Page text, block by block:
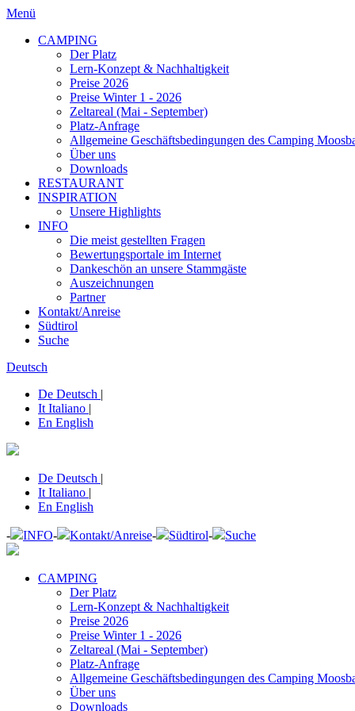
Menü
CAMPING
Der Platz
Lern-Konzept & Nachhaltigkeit
Preise 2026
Preise Winter 1 - 2026
Zeltareal (Mai - September)
Platz-Anfrage
Allgemeine Geschäftsbedingungen des Camping
Über uns
Downloads
RESTAURANT
INSPIRATION
Unsere Highlights
INFO
Die meist gestellten Fragen
Bewertungsportale im Internet
Dankeschön an unsere Stammgäste
Auszeichnungen
Partner
Kontakt/Anreise
Südtirol
Suche
Deutsch
De Deutsch |
It Italiano |
En English
De Deutsch |
It Italiano |
En English
- INFO- Kontakt/Anreise- Südtirol- Suche
CAMPING
Der Platz
Lern-Konzept & Nachhaltigkeit
Preise 2026
Preise Winter 1 - 2026
Zeltareal (Mai - September)
Platz-Anfrage
Allgemeine Geschäftsbedingungen des Camping
Über uns
Downloads